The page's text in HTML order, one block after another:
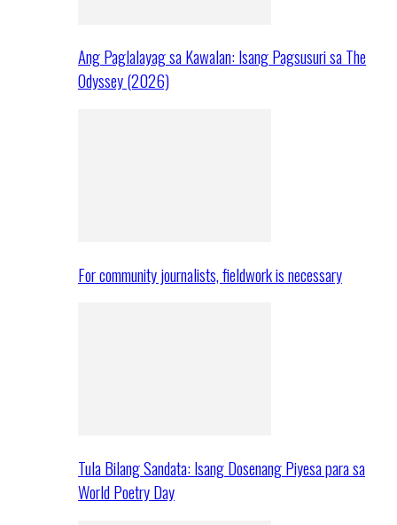
Ang Paglalayag sa Kawalan: Isang Pagsusuri sa The
Odyssey (2026)
For community journalists, fieldwork is necessary
Tula Bilang Sandata: Isang Dosenang Piyesa para sa
World Poetry Day